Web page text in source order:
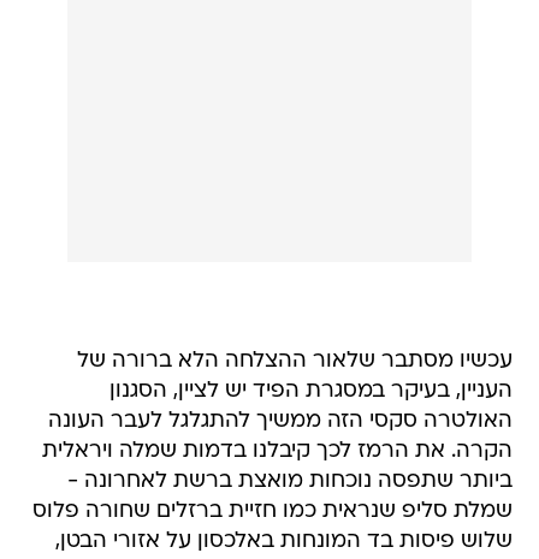
עכשיו מסתבר שלאור ההצלחה הלא ברורה של
העניין, בעיקר במסגרת הפיד יש לציין, הסגנון
האולטרה סקסי הזה ממשיך להתגלגל לעבר העונה
הקרה. את הרמז לכך קיבלנו בדמות שמלה ויראלית
ביותר שתפסה נוכחות מואצת ברשת לאחרונה -
שמלת סליפ שנראית כמו חזיית ברזלים שחורה פלוס
שלוש פיסות בד המונחות באלכסון על אזורי הבטן,